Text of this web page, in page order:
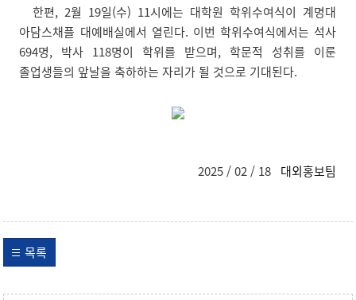
한편, 2월 19일(수) 11시에는 대학원 학위수여식이 계명대
아담스채플 대예배실에서 열린다. 이번 학위수여식에서는 석사
694명, 박사 118명이 학위를 받으며, 학문적 성취를 이룬
졸업생들의 앞날을 축하하는 자리가 될 것으로 기대된다.
2025 / 02 / 18 대외홍보팀
목록